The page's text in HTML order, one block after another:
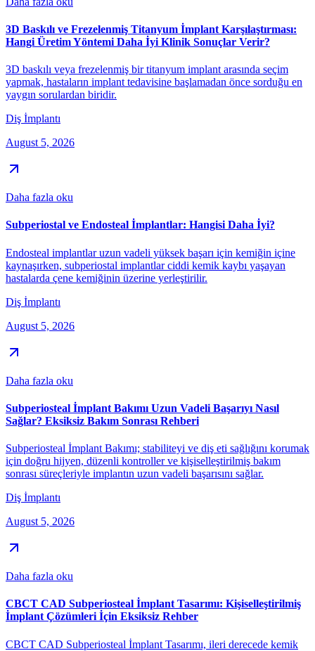
3D Baskılı ve Frezelenmiş Titanyum İmplant Karşılaştırması:
Hangi Üretim Yöntemi Daha İyi Klinik Sonuçlar Verir?
3D baskılı veya frezelenmiş bir titanyum implant arasında seçim
yapmak, hastaların implant tedavisine başlamadan önce sorduğu en
yaygın sorulardan biridir.
Diş İmplantı
August 5, 2026
Daha fazla oku
Subperiostal ve Endosteal İmplantlar: Hangisi Daha İyi?
Endosteal implantlar uzun vadeli yüksek başarı için kemiğin içine
kaynaşırken, subperiostal implantlar ciddi kemik kaybı yaşayan
hastalarda çene kemiğinin üzerine yerleştirilir.
Diş İmplantı
August 5, 2026
Daha fazla oku
Subperiosteal İmplant Bakımı Uzun Vadeli Başarıyı Nasıl
Sağlar? Eksiksiz Bakım Sonrası Rehberi
Subperiosteal İmplant Bakımı; stabiliteyi ve diş eti sağlığını korumak
için doğru hijyen, düzenli kontroller ve kişiselleştirilmiş bakım
sonrası süreçleriyle implantın uzun vadeli başarısını sağlar.
Diş İmplantı
August 5, 2026
Daha fazla oku
CBCT CAD Subperiosteal İmplant Tasarımı: Kişiselleştirilmiş
İmplant Çözümleri İçin Eksiksiz Rehber
CBCT CAD Subperiosteal İmplant Tasarımı, ileri derecede kemik